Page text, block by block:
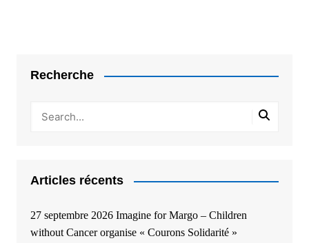
Recherche
Articles récents
27 septembre 2026 Imagine for Margo – Children
without Cancer organise « Courons Solidarité »